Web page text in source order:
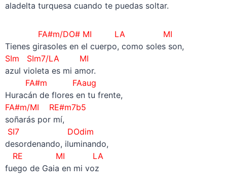
aladelta turquesa cuando te puedas soltar.
FA#m/DO# MI LA MI
Tienes girasoles en el cuerpo, como soles son,
SIm SIm7/LA MI
azul violeta es mi amor.
FA#m FAaug
Huracán de flores en tu frente,
FA#m/MI RE#m7b5
soñarás por mí,
SI7 DOdim
desordenando, iluminando,
RE MI LA
fuego de Gaia en mi voz